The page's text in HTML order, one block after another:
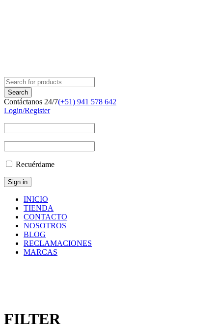
Contáctanos 24/7(+51) 941 578 642
Login/Register
Recuérdame
INICIO
TIENDA
CONTACTO
NOSOTROS
BLOG
RECLAMACIONES
MARCAS
FILTER